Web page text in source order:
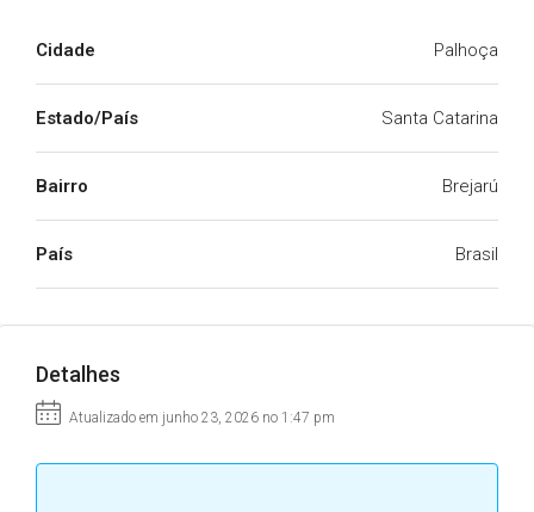
Cidade Palhoça
Estado/País Santa Catarina
Bairro Brejarú
País Brasil
Detalhes
Atualizado em junho 23, 2026 no 1:47 pm